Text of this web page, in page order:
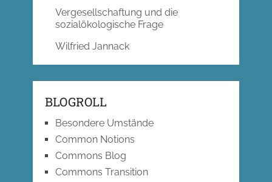
Vergesellschaftung und die
sozialökologische Frage
Wilfried Jannack
BLOGROLL
Besondere Umstände
Common Notions
Commons Blog
Commons Transition